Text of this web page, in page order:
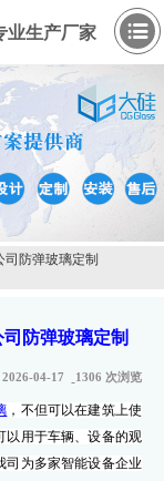
业生产厂家
防弹玻璃定制
防弹玻璃定制
2026-04-17 1306 次浏览
，不但可以在建筑上使
以用于车辆、设备的观
司为多家智能设备企业